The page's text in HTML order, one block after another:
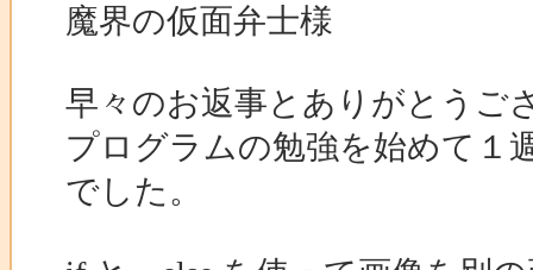
魔界の仮面弁士様
早々のお返事とありがとうご
プログラムの勉強を始めて１
でした。